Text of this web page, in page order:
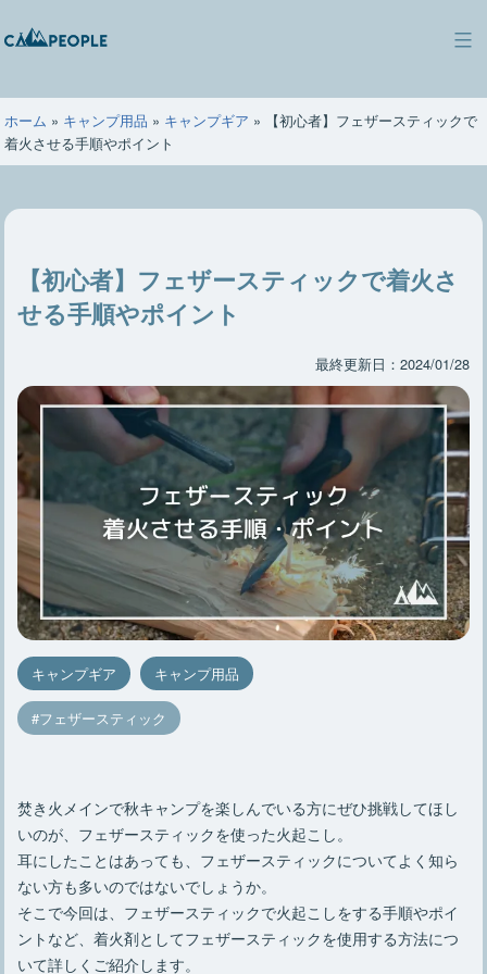
ン
ツ
へ
ス
ッ
キ
ン
ピ
ー
ホーム » キャンプ用品 » キャンプギア »
【初心者】フェザースティックで
着火させる手順やポイント
【初心者】フェザースティックで着火さ
せる手順やポイント
最終更新日：2024/01/28
キャンプギア キャンプ用品
フェザースティック
焚き火メインで秋キャンプを楽しんでいる方にぜひ挑戦してほし
いのが、フェザースティックを使った火起こし。
耳にしたことはあっても、フェザースティックについてよく知ら
ない方も多いのではないでしょうか。
そこで今回は、フェザースティックで火起こしをする手順やポイ
ントなど、着火剤としてフェザースティックを使用する方法につ
いて詳しくご紹介します。